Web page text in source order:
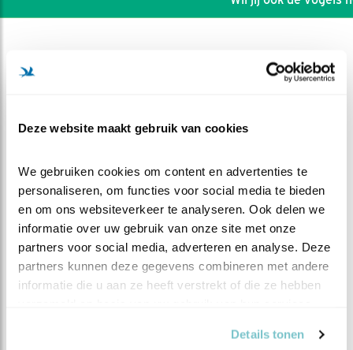
Deze website maakt gebruik van cookies
We gebruiken cookies om content en advertenties te
personaliseren, om functies voor social media te bieden
en om ons websiteverkeer te analyseren. Ook delen we
informatie over uw gebruik van onze site met onze
partners voor social media, adverteren en analyse. Deze
partners kunnen deze gegevens combineren met andere
informatie die u aan ze heeft verstrekt of die ze hebben
Details tonen
DEEL DIT FILMPJE